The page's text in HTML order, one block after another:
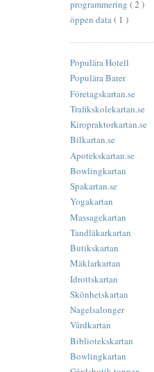
programmering ( 2 )
öppen data( 1 )
Populära Hotell
Populära Barer
Företagskartan.se
Trafikskolekartan.se
Kiropraktorkartan.se
Bilkartan.se
Apotekskartan.se
Bowlingkartan
Spakartan.se
Yogakartan
Massagekartan
Tandläkarkartan
Butikskartan
Mäklarkartan
Idrottskartan
Skönhetskartan
Nagelsalonger
Vårdkartan
Bibliotekskartan
Bowlingkartan